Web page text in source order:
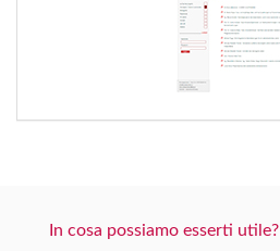
In cosa possiamo esserti utile?